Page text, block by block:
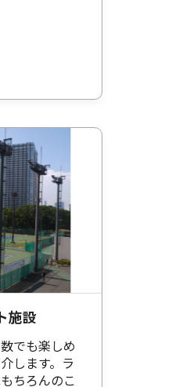
施設
でも楽しめ
します。ラ
ちろんのこ